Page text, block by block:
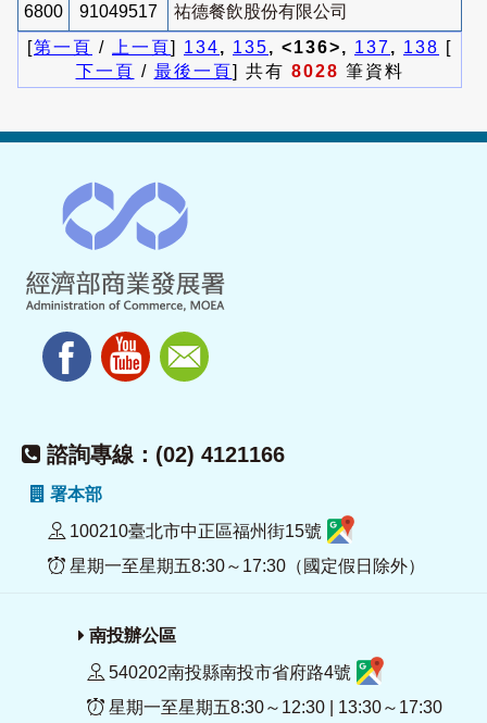
6800 91049517
祐德餐飲股份有限公司
[第一頁 / 上一頁] 134, 135, <136>, 137, 138 [
下一頁 / 最後一頁] 共有 8028 筆資料
諮詢專線：(02) 4121166
署本部
100210臺北市中正區福州街15號
星期一至星期五8:30～17:30（國定假日除外）
南投辦公區
540202南投縣南投市省府路4號
星期一至星期五8:30～12:30 | 13:30～17:30